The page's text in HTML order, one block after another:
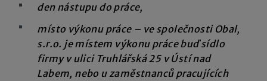
den nástupu do práce,
místo výkonu práce – ve společnosti Obal,
s.r.o. je místem výkonu práce buď sídlo
firmy v ulici Truhlářská 25 v Ústí nad
Labem, nebo u zaměstnanců pracujících